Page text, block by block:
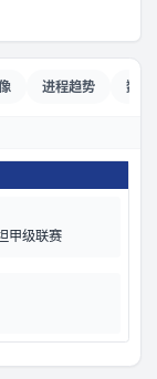
进程趋势 数据
甲级联赛